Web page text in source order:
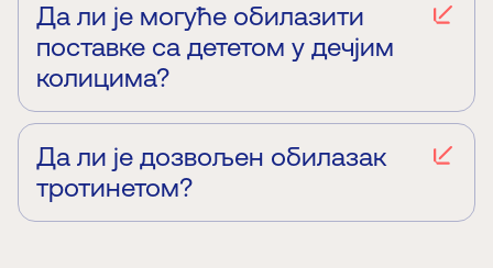
Да ли је могуће обилазити
поставке са дететом у дечјим
колицима?
Да ли је дозвољен обилазак
тротинетом?